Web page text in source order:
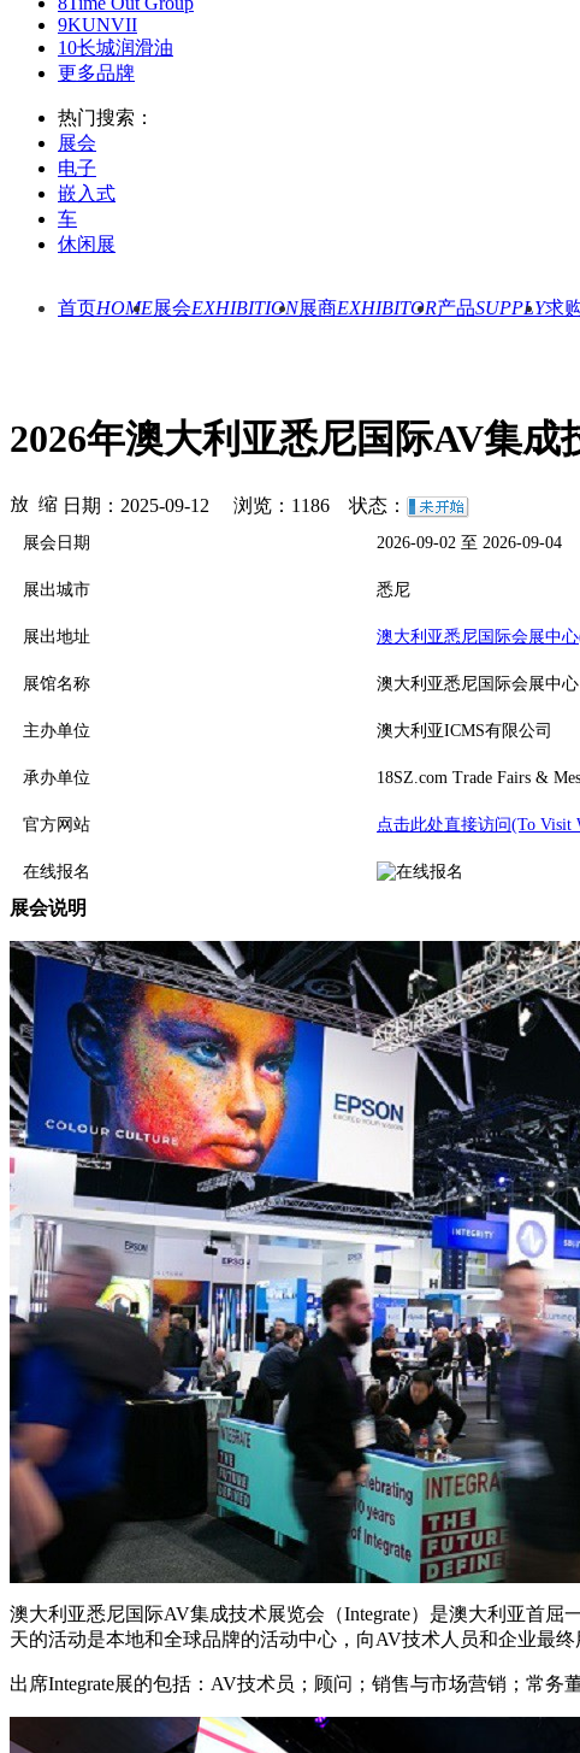
9KUNVII
10长城润滑油
更多品牌
热门搜索：
展会
电子
嵌入式
车
休闲展
首页HOME展会EXHIBITION展商EXHIBITOR产品SUPPLY求
2026年澳大利亚悉尼国际AV集成
日期：2025-09-12 浏览： 1186 状态：
展会日期 2026-09-02 至 2026-09-04
展出城市 悉尼
展出地址 澳大利亚悉尼国际会展中心
展馆名称 澳大利亚悉尼国际会展中心
主办单位 澳大利亚ICMS有限公司
承办单位 18SZ.com Trade Fairs &
官方网站 点击此处直接访问(To Visit
在线报名
展会说明
澳大利亚悉尼国际AV集成技术展览会（Integrate）是澳大利亚首
天的活动是本地和全球品牌的活动中心，向AV技术人员和企业最
出席Integrate展的包括：AV技术员；顾问；销售与市场营销；常